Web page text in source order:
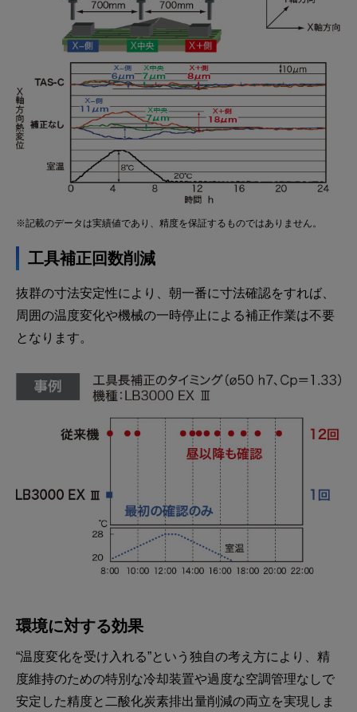
※記載のデータは実績値であり、精度を保証するものではありません。
工具補正回数削減
抜群の寸法安定性により、朝一番に寸法確認をすれば、
周囲の温度変化や機械の一時停止による補正作業は不要
となります。
環境に対する効果
“温度変化を受け入れる”という独自の考え方により、精
度維持のための特別な冷却装置や過度な空調管理なしで
安定した精度と二酸化炭素排出量削減の両立を実現しま